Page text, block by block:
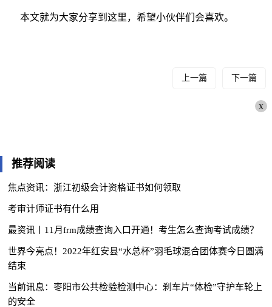
本文就为大家分享到这里，希望小伙伴们会喜欢。
上一篇 下一篇
x
推荐阅读
焦点资讯：浙江初级会计资格证书如何领取
考审计师证书有什么用
最资讯丨11月frm成绩查询入口开通！考生怎么查询考试成绩？
世界今亮点！2022年红安县“水总杯”羽毛球混合团体赛今日圆满
结束
当前讯息：枣阳市公共检验检测中心：刹车片“体检”守护车轮上
的安全